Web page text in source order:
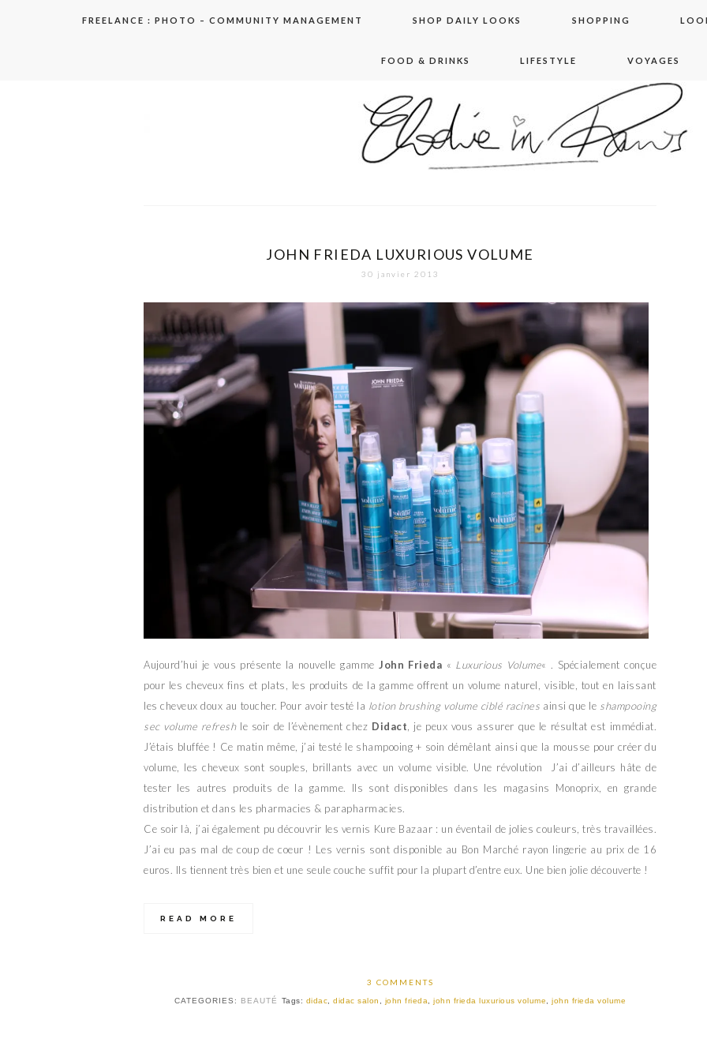
FREELANCE : PHOTO – COMMUNITY MANAGEMENT SHOP DAILY LOOKS SHOPPING
FOOD & DRINKS LIFESTYLE VOYAGES
elodie in paris
JOHN FRIEDA LUXURIOUS VOLUME
30 janvier 2013
Aujourd’hui je vous présente la nouvelle gamme John Frieda « Luxurious Volume« . Spécialement conçue
pour les cheveux fins et plats, les produits de la gamme offrent un volume naturel, visible, tout en laissant
les cheveux doux au toucher. Pour avoir testé la lotion brushing volume ciblé racines ainsi que le shampooing
sec volume refreshle soir de l’évènement chez Didact, je peux vous assurer que le résultat est immédiat.
J’étais bluffée ! Ce matin même, j’ai testé le shampooing + soin démêlant ainsi que la mousse pour créer du
volume, les cheveux sont souples, brillants avec un volume visible. Une révolution J’ai d’ailleurs hâte de
tester les autres produits de la gamme. Ils sont disponibles dans les magasins Monoprix, en grande
distribution et dans les pharmacies & parapharmacies.
Ce soir là, j’ai également pu découvrir les vernis Kure Bazaar : un éventail de jolies couleurs, très travaillées.
J’ai eu pas mal de coup de coeur ! Les vernis sont disponible au Bon Marché rayon lingerie au prix de 16
euros. Ils tiennent très bien et une seule couche suffit pour la plupart d’entre eux. Une bien jolie découverte !
READ MORE
3 COMMENTS
CATEGORIES: BEAUTÉ Tags: didac,didac salon , john frieda,john frieda luxurious volume,john frieda volume